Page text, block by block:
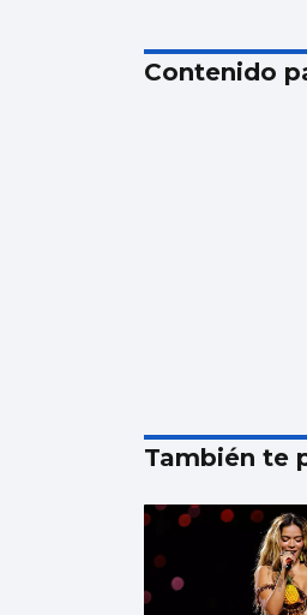
Contenido
También te